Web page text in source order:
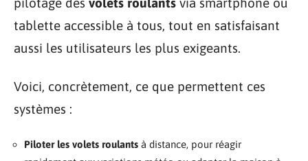
tablette accessible à tous, tout en satisfaisant
aussi les utilisateurs les plus exigeants.
Voici, concrètement, ce que permettent ces
systèmes :
Piloter les volets roulants à distance, pour réagir